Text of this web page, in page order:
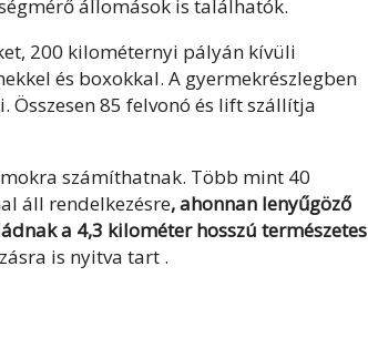
állomások is találhatók.
200 kilométernyi pályán kívüli
és boxokkal. A gyermekrészlegben
85 felvonó és lift szállítja
számíthatnak. Több mint 40
áll rendelkezésre, ahonnan lenyűgöző
a 4,3 kilométer hosszú természetes
is nyitva tart .